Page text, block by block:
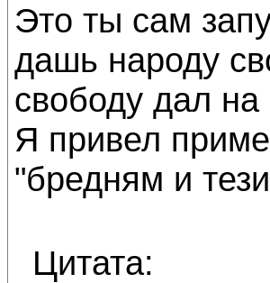
Это ты сам
дашь народу
свободу дал на
Я привел
"бредням и
Цитата: